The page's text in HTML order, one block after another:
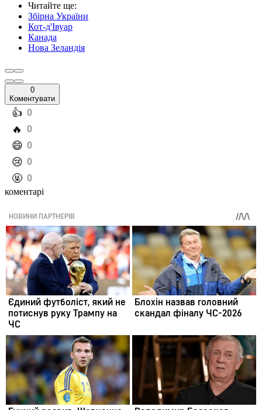
Читайте ще:
Збірна України
Кот-д'Івуар
Канада
Нова Зеландія
0
Коментувати
️👍 0
️🔥 0
️😄 0
️😢 0
️🤬 0
коментарі